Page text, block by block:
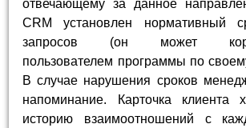
отвечающему за данное
CRM установлен нормативный
запросов (он может
пользователем программы по
В случае нарушения сроков
напоминание. Карточка клиента
историю взаимоотношений с